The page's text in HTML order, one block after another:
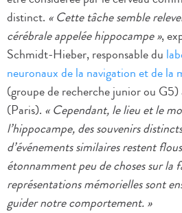
distinct. « Cette tâche semble
cérébrale appelée hippocampe »,
Schmidt-Hieber, responsable du
neuronaux de la navigation et de la
(groupe de recherche junior ou
(Paris). « Cependant, le lieu et le
l’hippocampe, des souvenirs
d’événements similaires restent
étonnamment peu de choses sur la
représentations mémorielles sont
guider notre comportement. »